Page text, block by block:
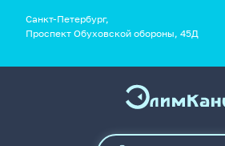
Санкт-Петербург,
Проспект Обуховской обороны, 45Д